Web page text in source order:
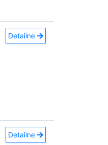
Detailne
Detailne